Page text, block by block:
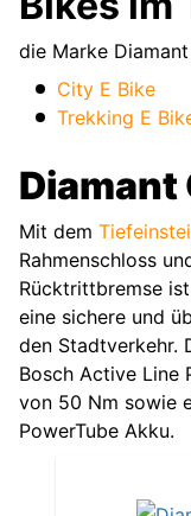
die Marke
City E Bike
Trekking E
Diamant
Mit dem
Rahmenschloss
Rücktrittbremse
eine sichere und
den Stadtverkehr.
Bosch Active Line
von 50 Nm sowie
PowerTube Akku.